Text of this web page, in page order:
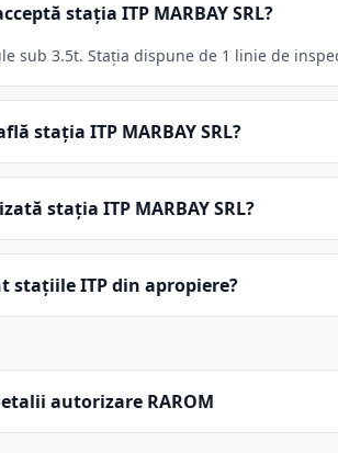
stația ITP MARBAY SRL?
sub 3.5t. Stația dispune de 1 linie de
stația ITP MARBAY SRL?
stația ITP MARBAY SRL?
stațiile ITP din apropiere?
autorizare RAROM